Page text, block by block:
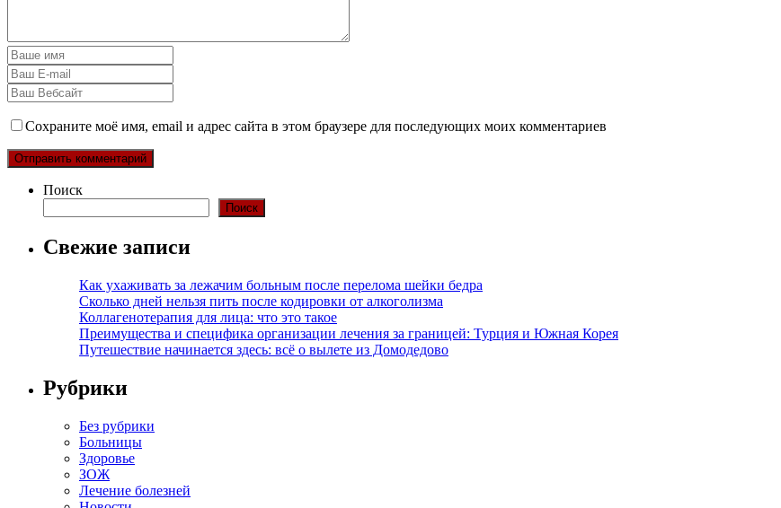
Сохраните моё имя, email и адрес сайта в этом браузере для последующих моих комментариев
Поиск
Поиск
Свежие записи
Как ухаживать за лежачим больным после перелома шейки бедра
Сколько дней нельзя пить после кодировки от алкоголизма
Коллагенотерапия для лица: что это такое
Преимущества и специфика организации лечения за границей: Турция и Южная Корея
Путешествие начинается здесь: всё о вылете из Домодедово
Рубрики
Без рубрики
Больницы
Здоровье
ЗОЖ
Лечение болезней